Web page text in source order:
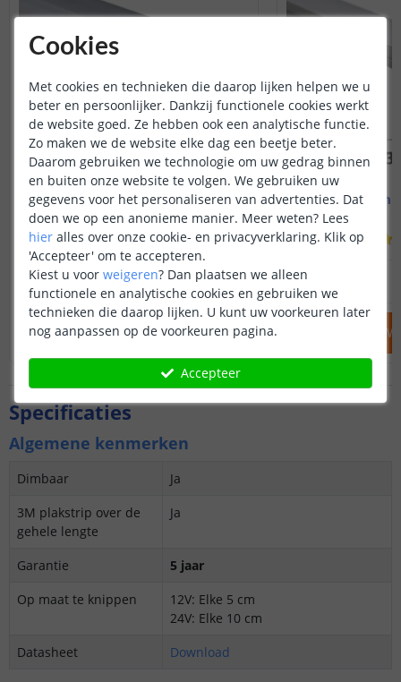
Led strip profiel breed
19 mm - compleet 1M
(8 reviews)
OP VOORRAAD 14,95
IN WINKELWAGEN
1M -
Opbouw -
OP VOORRAAD
IN
Specificaties
Algemene kenmerken
Dimbaar
Ja
3M plakstrip over de
gehele lengte
Ja
Garantie
5 jaar
Op maat te knippen
12V: Elke 5 cm
24V: Elke 10 cm
Datasheet
Download
Cookies
Met cookies en technieken die daarop lijken helpen we u
beter en persoonlijker. Dankzij functionele cookies werkt
de website goed. Ze hebben ook een analytische functie.
Zo maken we de website elke dag een beetje beter.
Daarom gebruiken we technologie om uw gedrag binnen
en buiten onze website te volgen. We gebruiken uw
gegevens voor het personaliseren van advertenties. Dat
doen we op een anonieme manier. Meer weten? Lees
hier alles over onze cookie- en privacyverklaring. Klik op
'Accepteer' om te accepteren.
Kiest u voor weigeren? Dan plaatsen we alleen
functionele en analytische cookies en gebruiken we
technieken die daarop lijken. U kunt uw voorkeuren later
nog aanpassen op de voorkeuren pagina.
Accepteer